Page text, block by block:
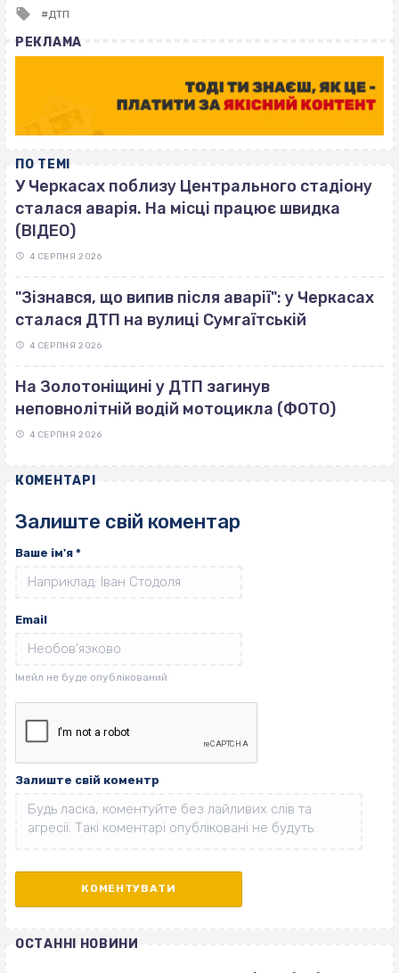
Tagged
ДТП
РЕКЛАМА
ПО ТЕМІ
У Черкасах поблизу Центрального стадіону
сталася аварія. На місці працює швидка
(ВІДЕО)
4 СЕРПНЯ 2026
"Зізнався, що випив після аварії": у Черкасах
сталася ДТП на вулиці Сумгаїтській
4 СЕРПНЯ 2026
На Золотоніщині у ДТП загинув
неповнолітній водій мотоцикла (ФОТО)
4 СЕРПНЯ 2026
КОМЕНТАРІ
Залиште свій коментар
Ваше ім'я *
Email
Залиште свій коментр
ОСТАННІ НОВИНИ